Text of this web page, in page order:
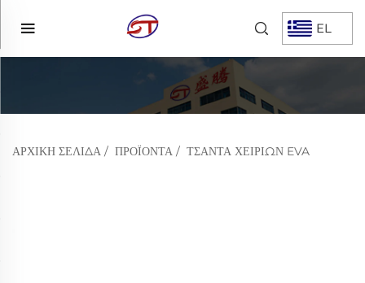
EL
ΑΡΧΙΚΉ ΣΕΛΊΔΑ / ΠΡΟΪΌΝΤΑ / ΤΣΆΝΤΑ ΧΕΙΡΙΏΝ EVA